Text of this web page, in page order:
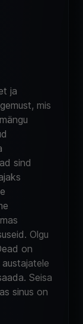
ja
mis
sind
Olgu
on
Seisa
sinus on